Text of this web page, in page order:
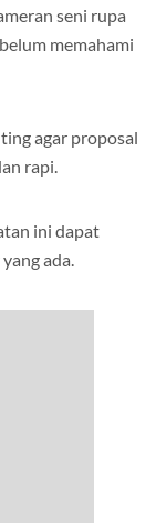
seni rupa
memahami
agar proposal
rapi.
ini dapat
ada.